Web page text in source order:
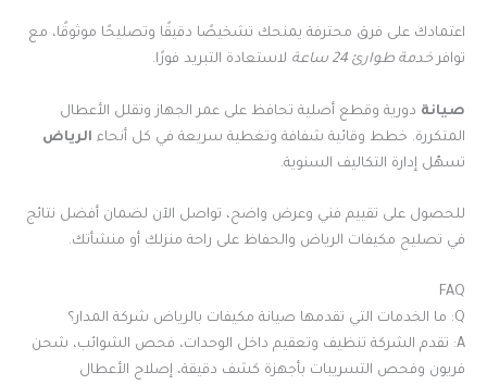
اعتمادك على فرق محترفة يمنحك تشخيصًا دقيقًا وتصليحًا موثوقًا، مع
توافر خدمة طوارئ 24 ساعة لاستعادة التبريد فورًا.
صيانة دورية وقطع أصلية تحافظ على عمر الجهاز وتقلل الأعطال
المتكررة. خطط وقائية شفافة وتغطية سريعة في كل أنحاء الرياض
تسهّل إدارة التكاليف السنوية.
للحصول على تقييم فني وعرض واضح، تواصل الآن لضمان أفضل نتائج
في تصليح مكيفات الرياض والحفاظ على راحة منزلك أو منشأتك.
FAQ
Q: ما الخدمات التي تقدمها صيانة مكيفات بالرياض شركة المدار؟
A: تقدم الشركة تنظيف وتعقيم داخل الوحدات، فحص الشوائب، شحن
فريون وفحص التسريبات بأجهزة كشف دقيقة، إصلاح الأعطال